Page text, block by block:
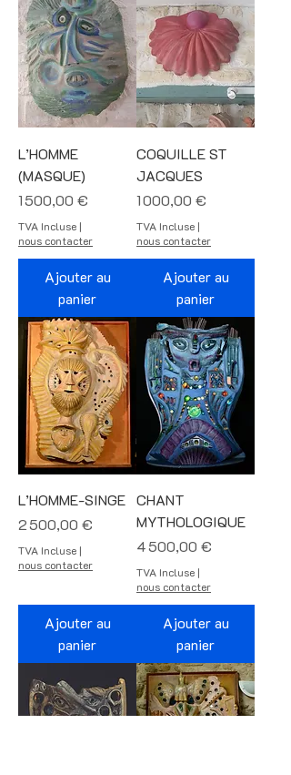
L’HOMME
(MASQUE)
Prix
1 500,00 €
TVA Incluse |
nous contacter
Ajouter au
panier
COQUILLE ST
JACQUES
Prix
1 000,00 €
TVA Incluse |
nous contacter
Ajouter au
panier
L’HOMME-SINGE
Prix
2 500,00 €
TVA Incluse |
nous contacter
Ajouter au
panier
CHANT
MYTHOLOGIQUE
Prix
4 500,00 €
TVA Incluse |
nous contacter
Ajouter au
panier